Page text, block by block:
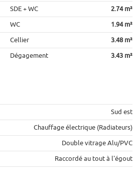
SDE + WC 2.74 m²
WC 1.94 m²
Cellier 3.48 m²
Dégagement 3.43 m²
Sud est
Chauffage électrique (Radiateurs)
Double vitrage Alu/PVC
Raccordé au tout à l'égout